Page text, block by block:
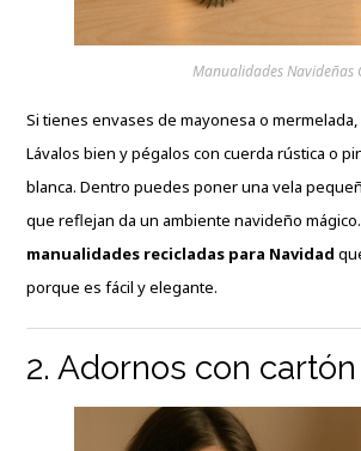
Manualidades Navideñas
Si tienes envases de mayonesa o
Lávalos bien y pégalos con cuerda rústica o
blanca. Dentro puedes poner una vela
que reflejan da un ambiente navideño
manualidades recicladas para Navidad
porque es fácil y elegante.
2. Adornos con cartón